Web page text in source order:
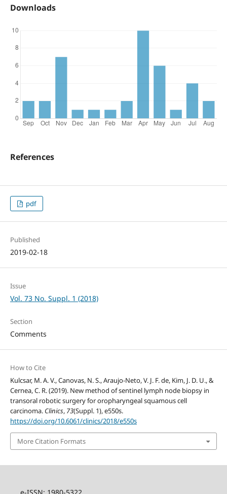
Downloads
References
pdf
Published
2019-02-18
Issue
Vol. 73 No. Suppl. 1 (2018)
Section
Comments
How to Cite
Kulcsar, M. A. V., Canovas, N. S., Araujo-Neto, V. J. F. de, Kim, J. D. U., &
Cernea, C. R. (2019). New method of sentinel lymph node biopsy in
transoral robotic surgery for oropharyngeal squamous cell
carcinoma. Clinics, 73(Suppl. 1), e550s.
https://doi.org/10.6061/clinics/2018/e550s
More Citation Formats